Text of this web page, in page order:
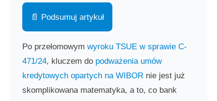
📄 Podsumuj artykuł
Po przełomowym wyroku TSUE w sprawie C-
471/24, kluczem do podważenia umów
kredytowych opartych na WIBORnie jest już
skomplikowana matematyka, a to, co bank